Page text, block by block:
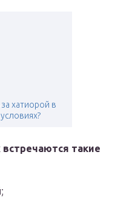
хатиорой в
встречаются такие